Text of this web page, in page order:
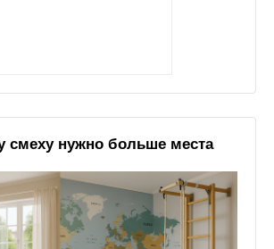
смеху нужно больше места